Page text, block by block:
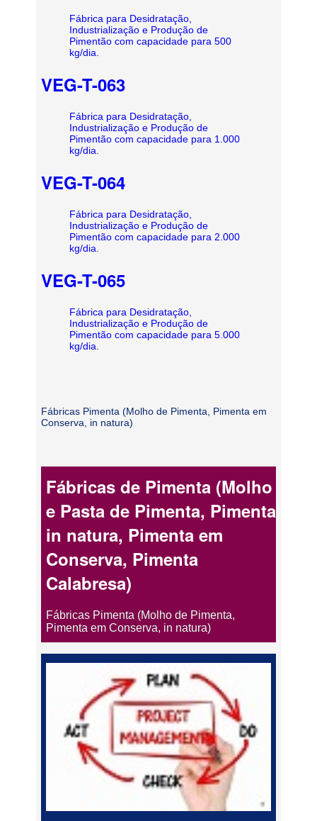
Fábrica para Desidratação,
Industrialização e Produção de
Pimentão com capacidade para 500
kg/dia.
VEG-T-063
Fábrica para Desidratação,
Industrialização e Produção de
Pimentão com capacidade para 1.000
kg/dia.
VEG-T-064
Fábrica para Desidratação,
Industrialização e Produção de
Pimentão com capacidade para 2.000
kg/dia.
VEG-T-065
Fábrica para Desidratação,
Industrialização e Produção de
Pimentão com capacidade para 5.000
kg/dia.
Fábricas Pimenta (Molho de Pimenta, Pimenta em
Conserva, in natura)
Fábricas de Pimenta (Molho
e Pasta de Pimenta, Pimenta
in natura, Pimenta em
Conserva, Pimenta
Calabresa)
Fábricas Pimenta (Molho de Pimenta,
Pimenta em Conserva, in natura)